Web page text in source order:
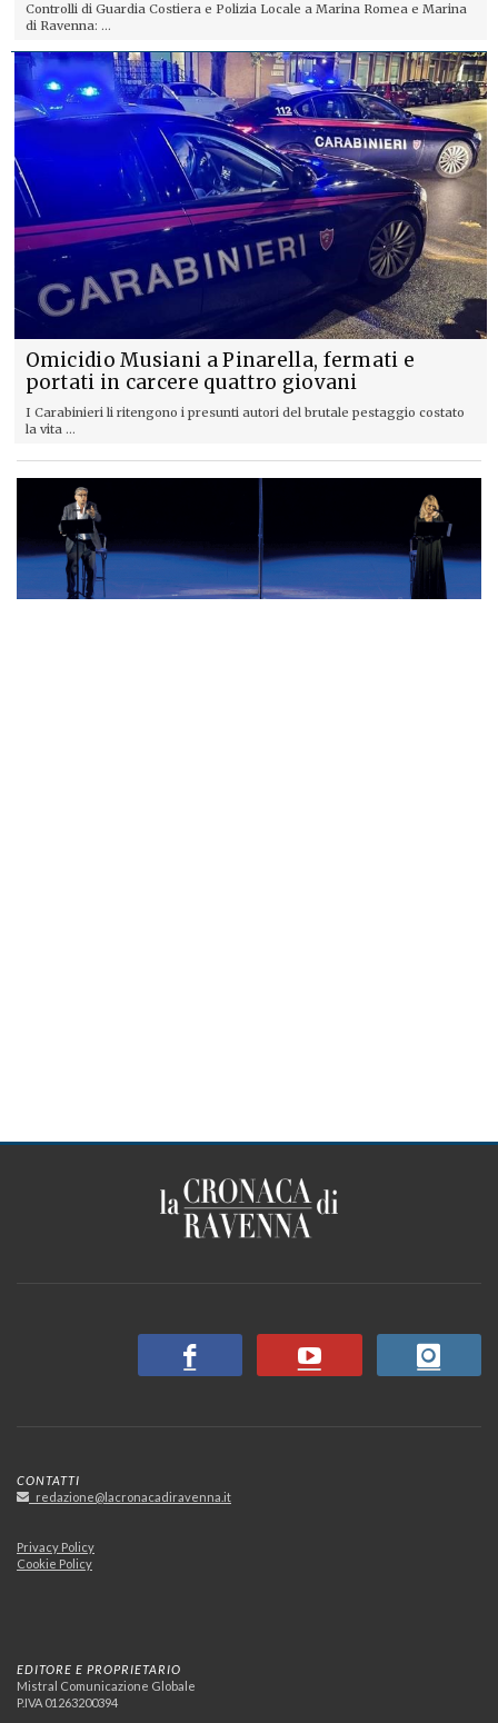
Controlli di Guardia Costiera e Polizia Locale a Marina Romea e Marina
di Ravenna: ...
Omicidio Musiani a Pinarella, fermati e
portati in carcere quattro giovani
I Carabinieri li ritengono i presunti autori del brutale pestaggio costato
la vita ...
CONTATTI
redazione@lacronacadiravenna.it
Privacy Policy
Cookie Policy
EDITORE E PROPRIETARIO
Mistral Comunicazione Globale
P.IVA 01263200394